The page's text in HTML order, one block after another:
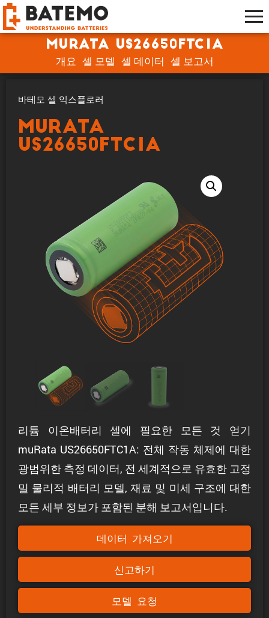
muRata US26650FTC1A
개요 셀 모델 셀 데이터 셀 보고서
바테모 셀 익스플로러
muRata
US26650FTC1A
리튬 이온배터리 셀에 필요한 모든 것 얻기
muRata US26650FTC1A: 전체 작동 체제에 대한
광범위한 측정 데이터, 전 세계적으로 유효한 고정
밀 물리적 배터리 모델, 재료 및 미세 구조에 대한
모든 세부 정보가 포함된 분해 보고서입니다.
데이터 가져오기
신고하기
모델 요청